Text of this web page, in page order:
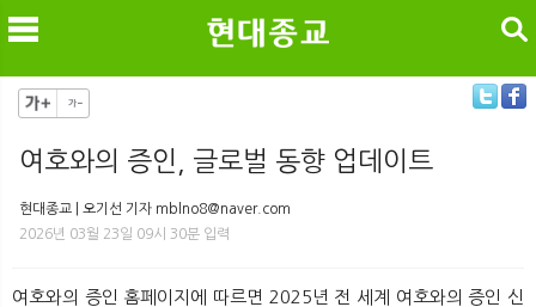
검색
여호와의 증인, 글로벌 동향 업데이트
현대종교 | 오기선 기자 mblno8@naver.com
2026년 03월 23일 09시 30분 입력
여호와의 증인 홈페이지에 따르면 2025년 전 세계 여호와의 증인 신